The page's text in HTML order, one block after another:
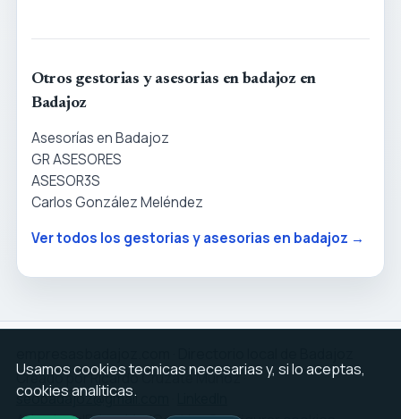
Otros gestorias y asesorias en badajoz en
Badajoz
Asesorías en Badajoz
GR ASESORES
ASESOR3S
Carlos González Meléndez
Ver todos los gestorias y asesorias en badajoz →
Creado por Ricardo Cruzate Muñoz ·
seobadajoz@gmail.com
Usamos cookies tecnicas necesarias y, si lo aceptas,
cookies analiticas.